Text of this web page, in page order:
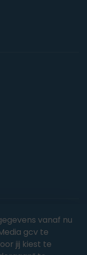
vanaf nu
gcv te
jij kiest te